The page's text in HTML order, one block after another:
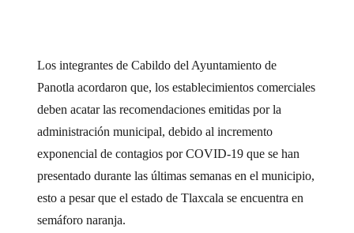
Los integrantes de Cabildo del Ayuntamiento de
Panotla acordaron que, los establecimientos comerciales
deben acatar las recomendaciones emitidas por la
administración municipal, debido al incremento
exponencial de contagios por COVID-19 que se han
presentado durante las últimas semanas en el municipio,
esto a pesar que el estado de Tlaxcala se encuentra en
semáforo naranja.